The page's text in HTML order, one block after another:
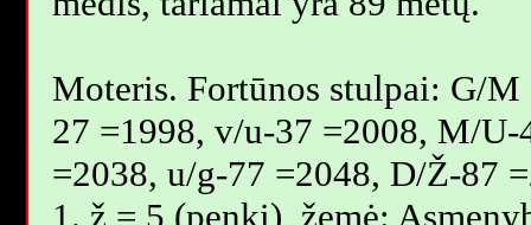
Moteris. Fortūnos stulpai: G/
27 =1998, v/u-37 =2008, M/
=2038, u/g-77 =2048, D/Ž-87
1. ž = 5 (penki), žemė: